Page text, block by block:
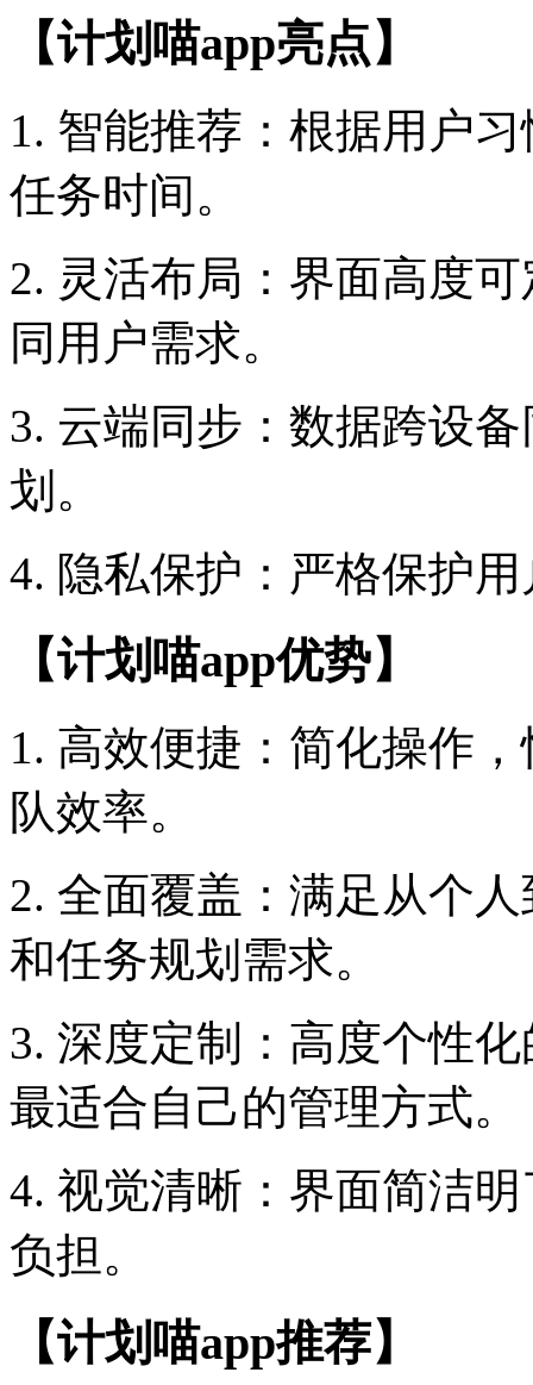
【计划喵app亮点】
1. 智能推荐：根据用户
任务时间。
2. 灵活布局：界面高度
同用户需求。
3. 云端同步：数据跨设
划。
4. 隐私保护：严格保护
【计划喵app优势】
1. 高效便捷：简化操作
队效率。
2. 全面覆盖：满足从个
和任务规划需求。
3. 深度定制：高度个性
最适合自己的管理方式。
4. 视觉清晰：界面简洁
负担。
【计划喵app推荐】